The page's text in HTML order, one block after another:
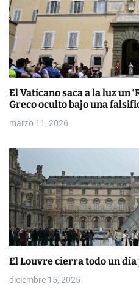
e
n
t
r
a
d
a
s
El Vaticano saca a la luz un
Greco oculto bajo una
marzo 11, 2026
El Louvre cierra todo un
diciembre 15, 2025